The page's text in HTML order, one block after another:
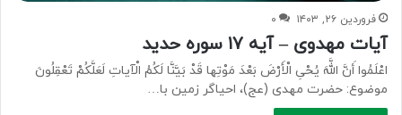
فروردین ۲۶, ۱۴۰۳ ۰
آیات مهدوی – آیه ۱۷ سوره حدید
اعْلَمُوا أَنَّ اللَّهَ یُحْیِ الْأَرْضَ بَعْدَ مَوْتِها قَدْ بَیَّنَّا لَکُمُ الْآیاتِ لَعَلَّکُمْ تَعْقِلُونَ
موضوع: حضرت مهدی (عج)، احیاگر زمین با…